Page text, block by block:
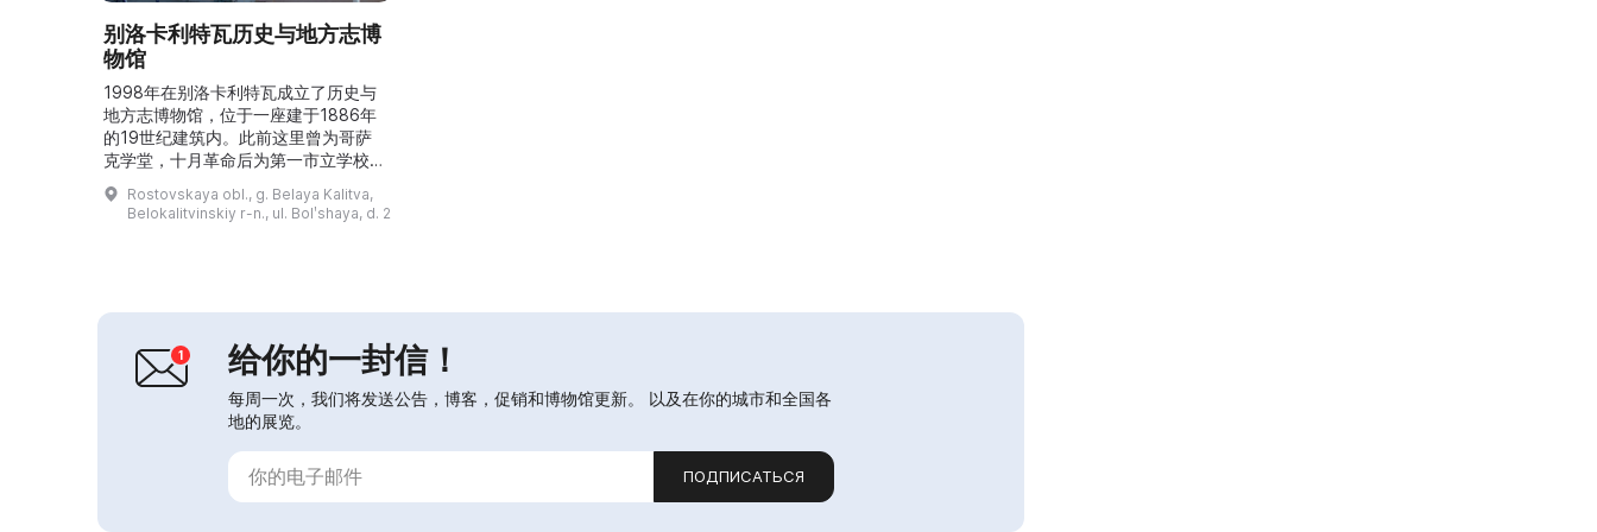
别洛卡利特瓦历史与地方志博
物馆
1998年在别洛卡利特瓦成立了历史与
地方志博物馆，位于一座建于1886年
的19世纪建筑内。此前这里曾为哥萨
克学堂，十月革命后为第一市立学校。
如今，博物馆展示反映居住在这些土地
上的各民族从石器时代起的历史与文化
的收藏，以及顿河地区的动植物、地质
解该地区的过去，了解有趣的人物及其
传统，并有助于形成公...
Rostovskaya obl., g. Belaya Kalitva,
Belokalitvinskiy r-n., ul. Bolʹshaya, d. 2
给你的一封信！
每周一次，我们将发送公告，博客，促销和博物馆更新。 以及在你的城市和全国各
地的展览。
ПОДПИСАТЬСЯ